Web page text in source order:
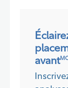
avant